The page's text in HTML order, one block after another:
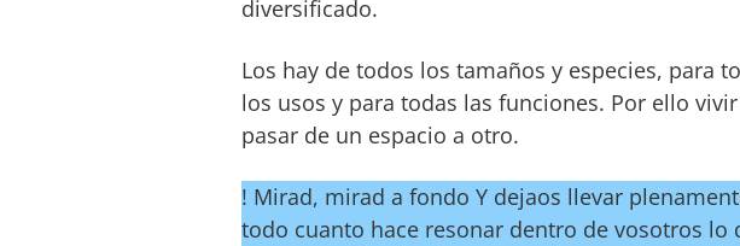
diversificado.
Los hay de todos los tamaños y especies, para
los usos y para todas las funciones. Por ello
pasar de un espacio a otro.
! Mirad, mirad a fondo Y dejaos llevar
todo cuanto hace resonar dentro de vosotros lo